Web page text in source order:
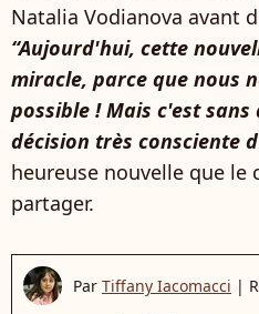
Natalia Vodianova avant
“Aujourd'hui, cette
miracle, parce que nous
possible ! Mais c'est
décision très consciente
heureuse nouvelle que le
partager.
Par Tiffany Iacomacci |